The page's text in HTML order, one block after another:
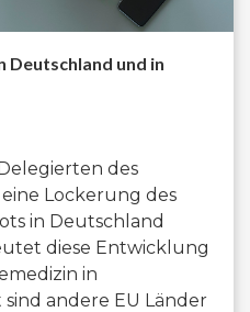
Deutschland und in
des
Lockerung des
in Deutschland
diese Entwicklung
in
andere EU Länder